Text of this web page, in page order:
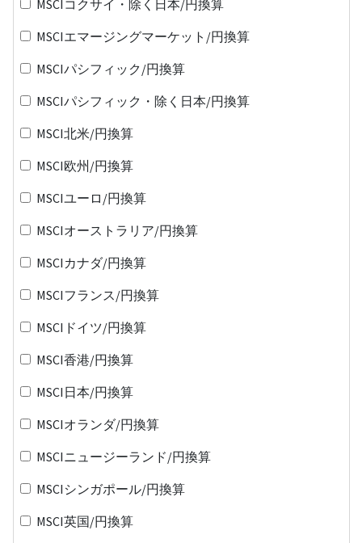
MSCIコクサイ・除く日本/円換算
MSCIエマージングマーケット/円換算
MSCIパシフィック/円換算
MSCIパシフィック・除く日本/円換算
MSCI北米/円換算
MSCI欧州/円換算
MSCIユーロ/円換算
MSCIオーストラリア/円換算
MSCIカナダ/円換算
MSCIフランス/円換算
MSCIドイツ/円換算
MSCI香港/円換算
MSCI日本/円換算
MSCIオランダ/円換算
MSCIニュージーランド/円換算
MSCIシンガポール/円換算
MSCI英国/円換算